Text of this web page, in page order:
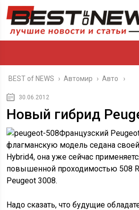
BEST of NEWS › Автомир › Авто
30.06.2012
Новый гибрид
Французский
флагманскую модель седана
Hybrid4, она уже сейчас
повышенной проходимостью 508
Peugeot 3008.
Надо сказать, что будущие